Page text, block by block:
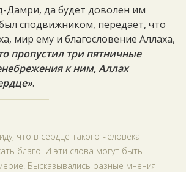
Дамри, да будет доволен им
сподвижником, передаёт, что
мир ему и благословение Аллаха,
пропустил три пятничные
к ним, Аллах
.
что в сердце такого человека
благо. И эти слова могут быть
Высказывались разные мнения